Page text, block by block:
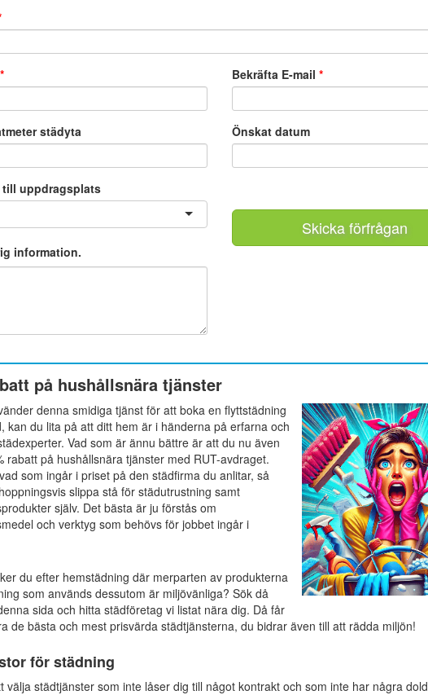
* Bekräfta E-mail*
städyta Önskat datum
till uppdragsplats
information.
Skicka förfrågan
på hushållsnära tjänster
denna smidiga tjänst för att boka en flyttstädning
kan du lita på att ditt hem är i händerna på erfarna och
Vad som är ännu bättre är att du nu även
rabatt på hushållsnära tjänster med RUT-avdraget.
som ingår i priset på den städfirma du anlitar, så
slippa stå för städutrustning samt
själv. Det bästa är ju förstås om
och verktyg som behövs för jobbet ingår i
du efter hemstädning där merparten av produkterna
som används dessutom är miljövänliga? Sök då
sida och hitta städföretag vi listat nära dig. Då får
de bästa och mest prisvärda städtjänsterna, du bidrar även till att rädda miljön!
för städning
välja städtjänster som inte låser dig till något kontrakt och som inte har några